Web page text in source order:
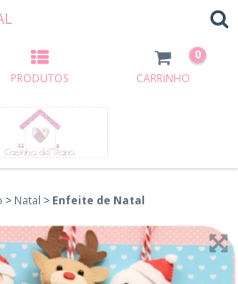
PRODUTOS CARRINHO
0
> Natal > Enfeite de Natal